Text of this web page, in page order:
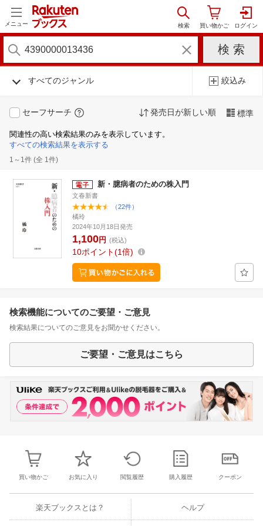
メニュー
すべてのジャンル 絞込み
セーフサーチ 発売日が新しい順 標準
関連性の高い検索結果のみを表示しています。
すべての検索結果を表示する
1～1件 (全 1件)
新・臆病者のための株入門
文春新書
（22件）
橘玲
2024年10月18日発売
1,100円 (税込)
10ポイント 1倍
検索機能についてのご要望・ご意見
検索結果についてのご意見をお聞かせください。
ご要望・ご意見はこちら
買い物かご お気に入り 閲覧履歴 購入履歴 クーポン
楽天ブックスとは？ ヘルプ